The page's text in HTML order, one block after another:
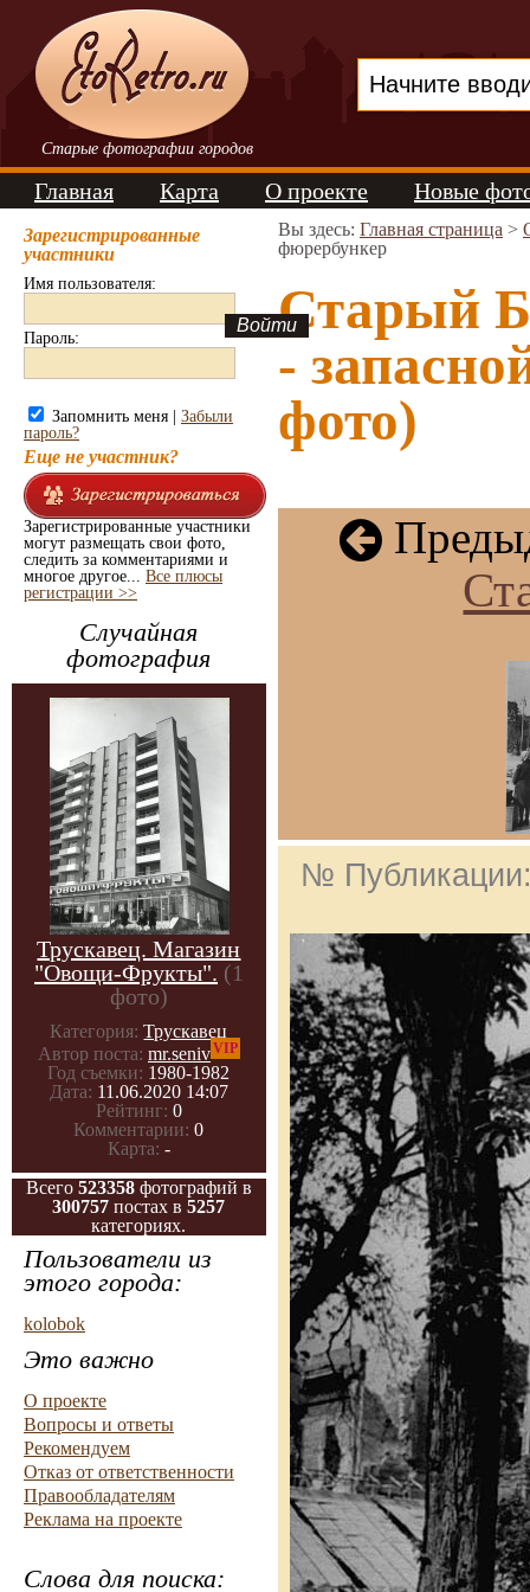
Старые фотографии городов
Главная Карта О проекте Новые
Зарегистрированные
участники
Имя пользователя:
Пароль:
Запомнить меня | Забыли
пароль?
Еще не участник?
Зарегистрированные участники
могут размещать свои фото,
следить за комментариями и
многое другое... Все плюсы
регистрации >>
Случайная
фотография
Трускавец. Магазин
"Овощи-Фрукты". (1
фото)
Категория: Трускавец
Автор поста: mr.senivVIP
Год съемки: 1980-1982
Дата: 11.06.2020 14:07
Рейтинг: 0
Комментарии: 0
Карта: -
Всего 523358 фотографий в
300757 постах в5257
категориях.
Пользователи из
этого города:
kolobok
Это важно
О проекте
Вопросы и ответы
Рекомендуем
Отказ от ответственности
Правообладателям
Реклама на проекте
Слова для поиска:
Вы здесь: Главная страница >
фюрербункер
Старый
-
фото)
№